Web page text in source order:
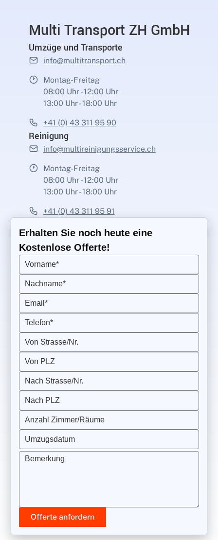
Multi Transport ZH GmbH
Umzüge und Transporte
info@multitransport.ch
Montag-Freitag
08:00 Uhr - 12:00 Uhr
13:00 Uhr - 18:00 Uhr
+41 (0) 43 311 95 90
Reinigung
info@multireinigungsservice.ch
Montag-Freitag
08:00 Uhr - 12:00 Uhr
13:00 Uhr - 18:00 Uhr
+41 (0) 43 311 95 91
Erhalten Sie noch heute eine
Kostenlose Offerte!
Vorname*
Nachname*
Email*
Telefon*
Von Strasse/Nr.
Von PLZ
Nach Strasse/Nr.
Nach PLZ
Anzahl Zimmer/Räume
Umzugsdatum
Bemerkung
Offerte anfordern